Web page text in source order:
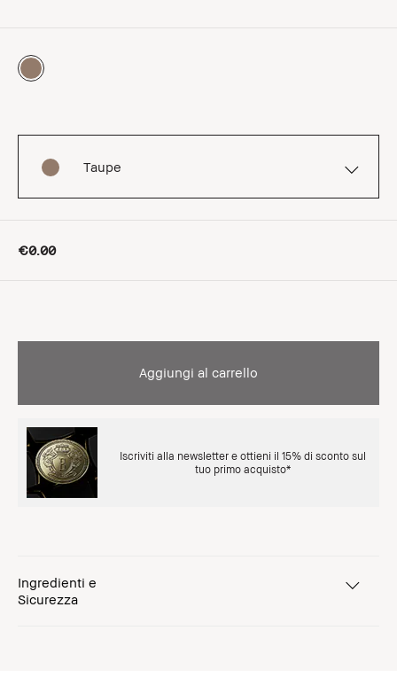
Taupe
€0.00
Aggiungi al carrello
Iscriviti alla newsletter e ottieni il 15% di sconto sul
tuo primo acquisto*
Ingredienti e
Sicurezza